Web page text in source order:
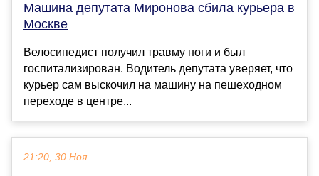
Машина депутата Миронова сбила курьера в
Москве
Велосипедист получил травму ноги и был
госпитализирован. Водитель депутата уверяет, что
курьер сам выскочил на машину на пешеходном
переходе в центре...
21:20, 30 Ноя